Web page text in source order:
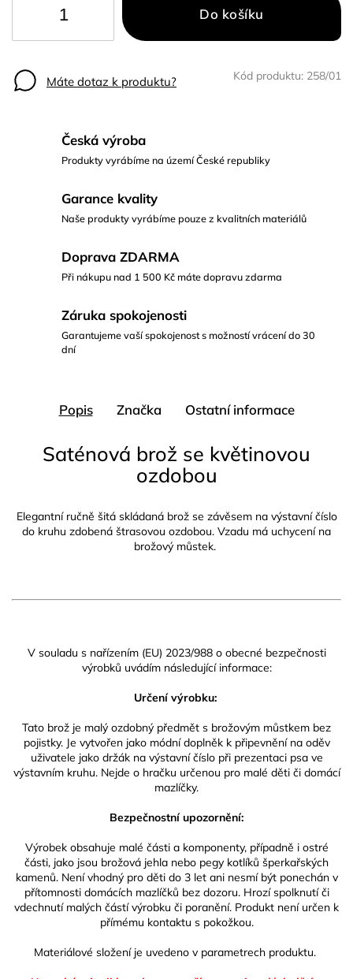
Do košíku
Máte dotaz k produktu? Kód produktu: 258/01
Česká výroba
Produkty vyrábíme na území České republiky
Garance kvality
Naše produkty vyrábíme pouze z kvalitních materiálů
Doprava ZDARMA
Při nákupu nad 1 500 Kč máte dopravu zdarma
Záruka spokojenosti
Garantujeme vaší spokojenost s možností vrácení do 30
dní
Popis Značka Ostatní informace
Saténová brož se květinovou
ozdobou
Elegantní ručně šitá skládaná brož se závěsem na výstavní číslo
do kruhu zdobená štrasovou ozdobou. Vzadu má uchycení na
brožový můstek.
V souladu s nařízením (EU) 2023/988 o obecné bezpečnosti
výrobků uvádím následující informace:
Určení výrobku:
Tato brož je malý ozdobný předmět s brožovým můstkem bez
pojistky. Je vytvořen jako módní doplněk k připevnění na oděv
uživatele jako držák na výstavní číslo při prezentaci psa ve
výstavním kruhu. Nejde o hračku určenou pro malé děti či domácí
mazlíčky.
Bezpečnostní upozornění:
Výrobek obsahuje malé části a komponenty, případně i ostré
části, jako jsou brožová jehla nebo pegy kotlíků šperkařských
kamenů. Není vhodný pro děti do 3 let ani nesmí být ponechán v
přítomnosti domácích mazlíčků bez dozoru. Hrozí spolknutí či
vdechnutí malých částí výrobku či poranění. Produkt není určen k
přímému kontaktu s pokožkou.
Materiálové složení je uvedeno v parametrech produktu.